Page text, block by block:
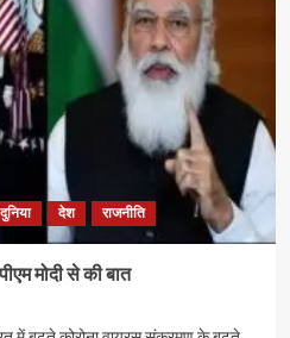
दुनिया देश राजनीति
मोदी से की बात